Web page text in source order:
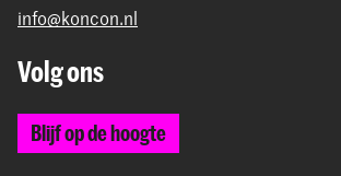
info@koncon.nl
Volg ons
Blijf op de hoogte